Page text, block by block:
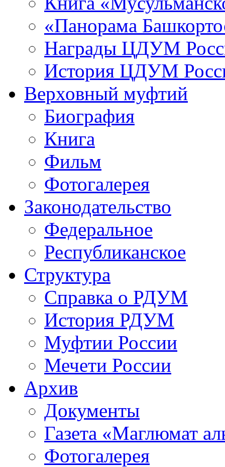
«Панорама
Награды ЦДУМ
История ЦДУМ
Верховный муфтий
Биография
Книга
Фильм
Фотогалерея
Законодательство
Федеральное
Республиканское
Структура
Справка о РДУМ
История РДУМ
Муфтии России
Мечети России
Архив
Документы
Газета «Маглюмат
Фотогалерея